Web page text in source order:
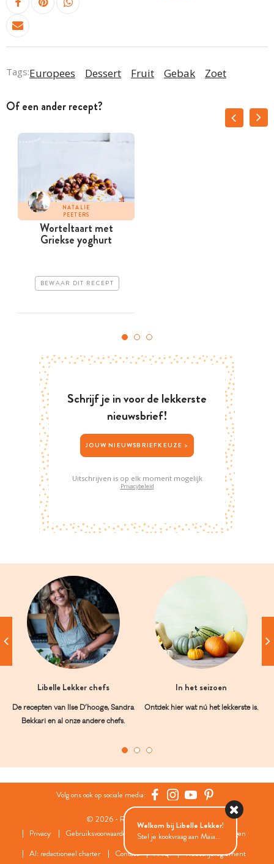
Tags:Europees Dessert Fruit Gebak Zoet
Of een ander recept?
NATALIE
PEETERS
Worteltaart met
Griekse yoghurt
BEWAAR DIT RECEPT
Schrijf je in voor de lekkerste
nieuwsbrief!
JOUW NIEUWSBRIEFKEUZE >
Uitschrijven is op elk moment mogelijk
Privacybeleid
Libelle Lekker chefs
De recepten van Ilse D’hooge, Sandra
Bekkari en al onze andere chefs.
In het seizoen
Ontdek hier wat nú het lekkerste is.
Volg ons ook op sociale media:
© 2026 - Roularta Media Group
Privacy
Gebruiksvoorwaarden Cookies
Cookies instellingen
AI: redactioneel charter
Contact FAQ Wedstrijdreglement
Welkom bij Libelle Lekker!
Stel je kookvraag aan Maia...